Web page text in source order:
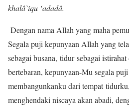
khalâ`iqu ‘adadâ.
Dengan nama Allah yang maha
Segala puji kepunyaan Allah yang
sebagai busana, tidur sebagai
bertebaran, kepunyaan-Mu segala
membangunkanku dari tempat
menghendaki niscaya akan abadi,